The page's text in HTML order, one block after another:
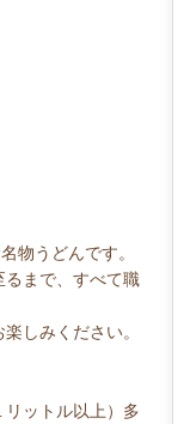
物うどんです。
るまで、すべて職
しみください。
ットル以上）多